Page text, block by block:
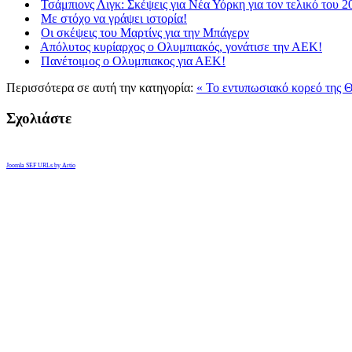
Τσάμπιονς Λιγκ: Σκέψεις για Νέα Υόρκη για τον τελικό του
Με στόχο να γράψει ιστορία!
Οι σκέψεις του Μαρτίνς για την Μπάγερν
Απόλυτος κυρίαρχος ο Ολυμπιακός, γονάτισε την ΑΕΚ!
Πανέτοιμος ο Oλυμπιακος για ΑΕΚ!
Περισσότερα σε αυτή την κατηγορία: « Το εντυπωσιακό κορεό της
Σχολιάστε
Joomla SEF URLs by Artio